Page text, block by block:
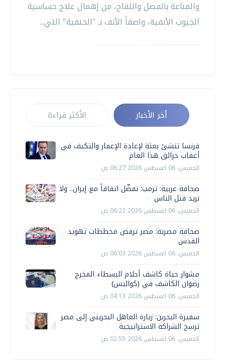
والمناعة بالمصل واللقاح، من إهمال علاج حساسية
الجيوب الأنفية، واصفاً الأنف بـ "الحنفية" التي...
أخر الأخبار الأكثر قراءة
فرنسا تنشئ بعثة لإعادة الإعمار والتكيف في
أعقاب حرائق هذا العام
الخميس، 06 اغسطس 2026 06:27 ص
صحافة عربية: ترمب: نفضّل اتفاقاً مع إيران.. ولا
نريد قتل الناس
الخميس، 06 اغسطس 2026 06:22 ص
صحافة مصرية: مصر ترفض مخططات تهويد
القدس
الخميس، 06 اغسطس 2026 06:03 ص
مشوار حياة كاشف أحلام البسطاء المخرج
رضوان الكاشف في (كواليس)
الخميس، 06 اغسطس 2026 04:13 ص
سفيرة البحرين: زيارة العاهل البحريني إلى مصر
ترسخ الشراكة الاستراتيجية
الخميس، 06 اغسطس 2026 02:55 ص